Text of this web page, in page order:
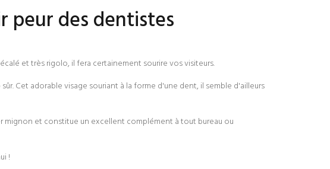
peur des dentistes
et très rigolo, il fera certainement sourire vos visiteurs.
Cet adorable visage souriant à la forme d'une dent, il semble d'ailleurs
mignon et constitue un excellent complément à tout bureau ou
!